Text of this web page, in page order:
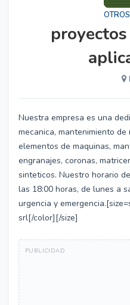
Nuestra empresa es una
mecanica, mantenimiento
elementos de maquinas,
engranajes, coronas,
sinteticos. Nuestro horario
las 18:00 horas, de lunes a
urgencia y
srl[/color][/size]